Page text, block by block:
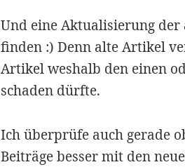
Und eine Aktualisierung
finden :) Denn alte Artikel
Artikel weshalb den einen
schaden dürfte.
Ich überprüfe auch gerade
Beiträge besser mit den